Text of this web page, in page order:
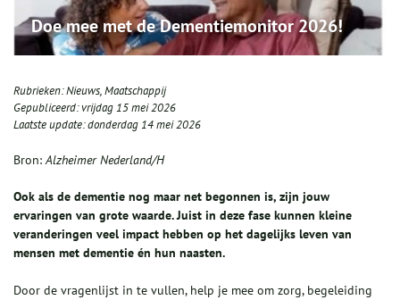
Doe mee met de Dementiemonitor 2026!
Rubrieken:Nieuws,Maatschappij
Gepubliceerd:vrijdag 15 mei 2026
Laatste update:donderdag 14 mei 2026
Bron:Alzheimer Nederland/H
Ook als de dementie nog maar net begonnen is, zijn jouw
ervaringen van grote waarde. Juist in deze fase kunnen kleine
veranderingen veel impact hebben op het dagelijks leven van
mensen met dementie én hun naasten.
Door de vragenlijst in te vullen, help je mee om zorg, begeleiding